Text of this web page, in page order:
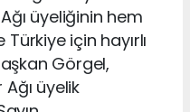
Ağı üyeliğinin hem
için hayırlı
Görgel,
Ağı üyelik